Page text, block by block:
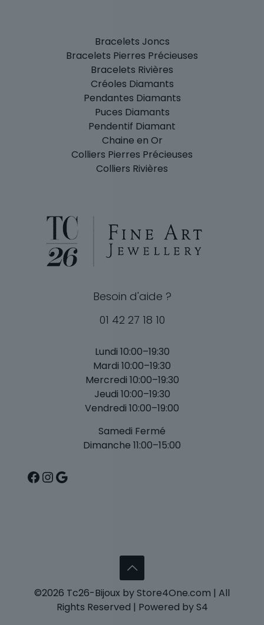
Bracelets Joncs
Bracelets Pierres Précieuses
Bracelets Rivières
Créoles Diamants
Pendantes Diamants
Puces Diamants
Pendentif Diamant
Chaine en Or
Colliers Pierres Précieuses
Colliers Rivières
Besoin d'aide ?
01 42 27 18 10
Lundi 10:00–19:30
Mardi 10:00–19:30
Mercredi 10:00–19:30
Jeudi 10:00–19:30
Vendredi 10:00–19:00
Samedi Fermé
Dimanche 11:00–15:00
Facebook
Instagram
Google
©2026 Tc26-Bijoux by Store4One.com | All
Rights Reserved | Powered by S4